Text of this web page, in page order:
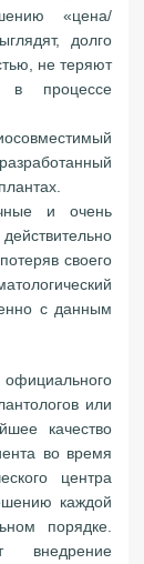
«цена/
долго
не теряют
в процессе
и очень
своего
с данным
или
качество
во время
центра
каждой
порядке.
внедрение